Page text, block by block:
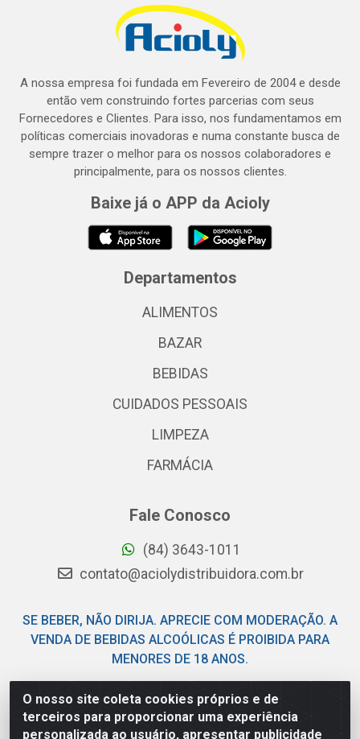
O nosso site coleta cookies próprios e de
terceiros para proporcionar uma experiência
personalizada ao usuário, apresentar publicidade
A nossa empresa foi fundada em Fevereiro de 2004 e desde
então vem construindo fortes parcerias com seus
Fornecedores e Clientes. Para isso, nos fundamentamos em
políticas comerciais inovadoras e numa constante busca de
sempre trazer o melhor para os nossos colaboradores e
principalmente, para os nossos clientes.
Baixe já o APP da Acioly
Departamentos
ALIMENTOS
BAZAR
BEBIDAS
CUIDADOS PESSOAIS
LIMPEZA
FARMÁCIA
Fale Conosco
(84) 3643-1011
contato@aciolydistribuidora.com.br
SE BEBER, NÃO DIRIJA. APRECIE COM MODERAÇÃO. A
VENDA DE BEBIDAS ALCOÓLICAS É PROIBIDA PARA
MENORES DE 18 ANOS.
Acioly Distribuidora - Av Piloto Pereira Tim - Parque de
Exposições - Parnamirim/RN - CEP 59146-480 - CNPJ